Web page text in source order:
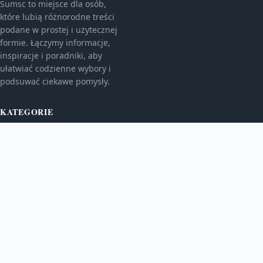
Sumsc to miejsce dla osób,
które lubią różnorodne treści
podane w prostej i użytecznej
formie. Łączymy informacje,
inspiracje i poradniki, aby
ułatwiać codzienne wybory i
podsuwać ciekawe pomysły.
KATEGORIE